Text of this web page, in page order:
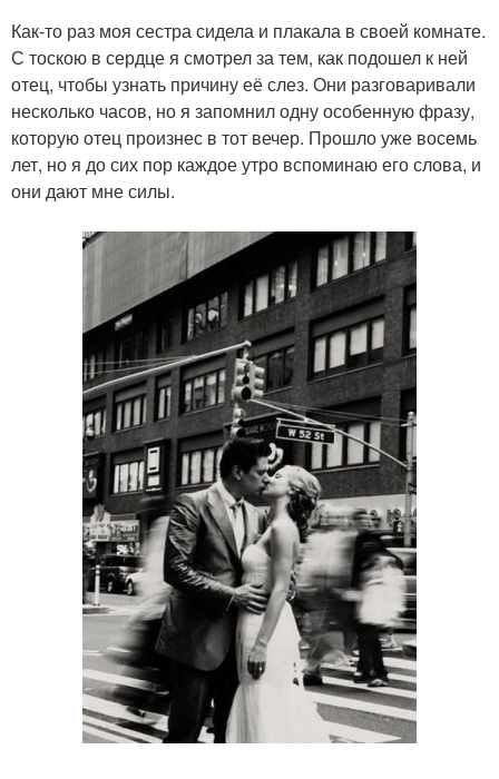
Как-то раз моя сестра сидела и плакала в своей комнате.
С тоскою в сердце я смотрел за тем, как подошел к ней
отец, чтобы узнать причину её слез. Они разговаривали
несколько часов, но я запомнил одну особенную фразу,
которую отец произнес в тот вечер. Прошло уже восемь
лет, но я до сих пор каждое утро вспоминаю его слова, и
они дают мне силы.